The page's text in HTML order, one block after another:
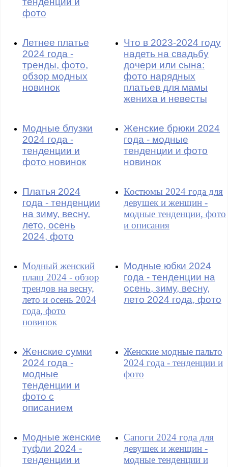
фото
Летнее платье
2024 года -
тренды, фото,
обзор модных
новинок
Что в 2023-2024 году
надеть на свадьбу
дочери или сына:
фото нарядных
платьев для мамы
жениха и невесты
Модные блузки
2024 года -
тенденции и
фото новинок
Женские брюки 2024
года - модные
тенденции и фото
новинок
Платья 2024
года - тенденции
на зиму, весну,
лето, осень
2024, фото
Костюмы 2024 года для
девушек и женщин -
модные тенденции, фото
и описания
Модный женский
плащ 2024 - обзор
трендов на весну,
лето и осень 2024
года, фото
новинок
Модные юбки 2024
года - тенденции на
осень, зиму, весну,
лето 2024 года, фото
Женские сумки
2024 года -
модные
тенденции и
фото с
описанием
Женские модные пальто
2024 года - тенденции и
фото
Модные женские
туфли 2024 -
тенденции и
Сапоги 2024 года для
девушек и женщин -
модные тенденции и